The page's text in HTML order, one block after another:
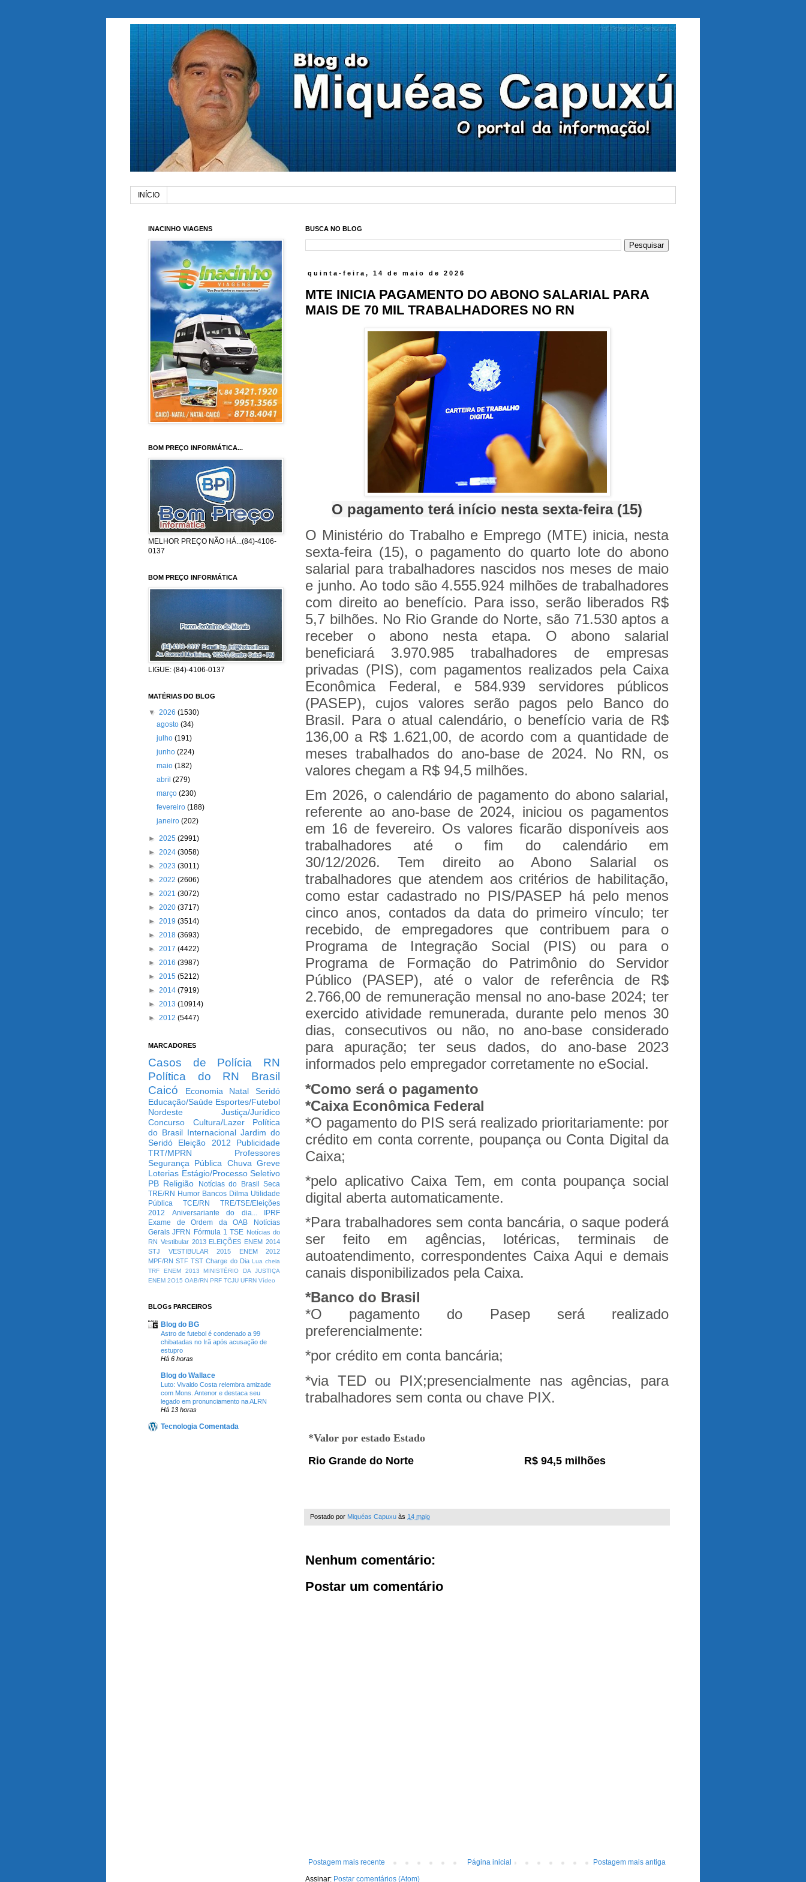
INÍCIO
BUSCA NO BLOG
quinta-feira, 14 de maio de 2026
MTE INICIA PAGAMENTO DO ABONO SALARIAL PARA
MAIS DE 70 MIL TRABALHADORES NO RN
O pagamento terá início nesta sexta-feira (15)
O Ministério do Trabalho e Emprego (MTE) inicia, nesta
sexta-feira (15), o pagamento do quarto lote do abono
salarial para trabalhadores nascidos nos meses de maio
e junho. Ao todo são 4.555.924 milhões de trabalhadores
com direito ao benefício. Para isso, serão liberados R$
5,7 bilhões. No Rio Grande do Norte, são 71.530 aptos a
receber o abono nesta etapa. O abono salarial
beneficiará 3.970.985 trabalhadores de empresas
privadas (PIS), com pagamentos realizados pela Caixa
Econômica Federal, e 584.939 servidores públicos
(PASEP), cujos valores serão pagos pelo Banco do
Brasil. Para o atual calendário, o benefício varia de R$
136,00 a R$ 1.621,00, de acordo com a quantidade de
meses trabalhados do ano-base de 2024. No RN, os
valores chegam a R$ 94,5 milhões.
Em 2026, o calendário de pagamento do abono salarial,
referente ao ano-base de 2024, iniciou os pagamentos
em 16 de fevereiro. Os valores ficarão disponíveis aos
trabalhadores até o fim do calendário em
30/12/2026.Tem direito ao Abono Salarial os
trabalhadores que atendem aos critérios de habilitação,
como estar cadastrado no PIS/PASEP há pelo menos
cinco anos, contados da data do primeiro vínculo; ter
recebido, de empregadores que contribuem para o
Programa de Integração Social (PIS) ou para o
Programa de Formação do Patrimônio do Servidor
Público (PASEP), até o valor de referência de R$
2.766,00 de remuneração mensal no ano-base 2024; ter
exercido atividade remunerada, durante pelo menos 30
dias, consecutivos ou não, no ano-base considerado
para apuração; ter seus dados, do ano-base 2023
informados pelo empregador corretamente no eSocial.
*Como será o pagamento
*Caixa Econômica Federal
*O pagamento do PIS será realizado prioritariamente: por
crédito em conta corrente, poupança ou Conta Digital da
Caixa;
*pelo aplicativo Caixa Tem, em conta poupança social
digital aberta automaticamente.
*Para trabalhadores sem conta bancária, o saque poderá
ser feito em agências, lotéricas, terminais de
autoatendimento, correspondentes Caixa Aqui e demais
canais disponibilizados pela Caixa.
*Banco do Brasil
*O pagamento do Pasep será realizado
preferencialmente:
*por crédito em conta bancária;
*via TED ou PIX;presencialmente nas agências, para
trabalhadores sem conta ou chave PIX.
*Valor por estado Estado
Rio Grande do Norte
R$ 94,5 milhões
Postado por Miquéas Capuxu às 14 maio
Nenhum comentário:
Postar um comentário
Postagem mais recente Postagem mais antiga
Página inicial
Assinar: Postar comentários (Atom)
INACINHO VIAGENS
BOM PREÇO INFORMÁTICA...
MELHOR PREÇO NÃO HÁ...(84)-4106-
0137
BOM PREÇO INFORMÁTICA
LIGUE: (84)-4106-0137
MATÉRIAS DO BLOG
▼ 2026 (1530)
agosto(34)
julho(191)
junho(224)
maio(182)
abril(279)
março(230)
fevereiro(188)
janeiro(202)
► 2025 (2991)
► 2024 (3058)
► 2023 (3011)
► 2022 (2606)
► 2021 (3072)
► 2020 (3717)
► 2019 (3514)
► 2018 (3693)
► 2017 (4422)
► 2016 (3987)
► 2015 (5212)
► 2014 (7919)
► 2013 (10914)
► 2012 (5447)
MARCADORES
Casos de Polícia
RN
Política do RN
Brasil
Caicó
Economia Natal
Seridó
Educação/Saúde Esportes/Futebol
Nordeste
Justiça/Jurídico
Concurso
Cultura/Lazer
Política
do Brasil Internacional Jardim do
Seridó
Eleição 2012
Publicidade
TRT/MPRN
Professores
Segurança Pública Chuva Greve
Loterias Estágio/Processo Seletivo
PB Religião Notícias do Brasil
Seca
TRE/RN Humor Bancos Dilma Utilidade
Pública
TCE/RN
TRE/TSE/Eleições
2012
Aniversariante do dia...
IPRF
Exame de Ordem da OAB
Notícias
Gerais JFRN Fórmula 1 TSE Notícias do
RN Vestibular 2013 ELEIÇÕES ENEM 2014
STJ
VESTIBULAR 2015
ENEM 2012
MPF/RN STF TST Charge do Dia Lua cheia
TRF
ENEM 2013
MINISTÉRIO DA JUSTIÇA
ENEM 2O15 OAB/RN PRF TCJU UFRN Vídeo
BLOGs PARCEIROS
Blog do BG
Astro de futebol é condenado a 99
chibatadas no Irã após acusação de
estupro
Há 6 horas
Blog do Wallace
Luto: Vivaldo Costa relembra amizade
com Mons. Antenor e destaca seu
legado em pronunciamento na ALRN
Há 13 horas
Tecnologia Comentada